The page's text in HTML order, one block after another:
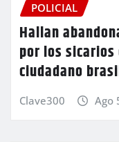
POLICIAL
Hallan
por los
ciudadano
Clave300 Ago